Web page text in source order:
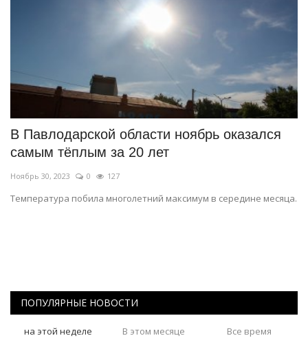
СПЕЦПРОЕКТЫ
Чек-лист
РАЗВЛЕЧЕНИЯ
Қазақша Русский
В Павлодарской области ноябрь оказался
самым тёплым за 20 лет
Ноябрь 30, 2023 0 127
Температура побила многолетний максимум в середине месяца.
ПОПУЛЯРНЫЕ НОВОСТИ
на этой неделе В этом месяце Все время